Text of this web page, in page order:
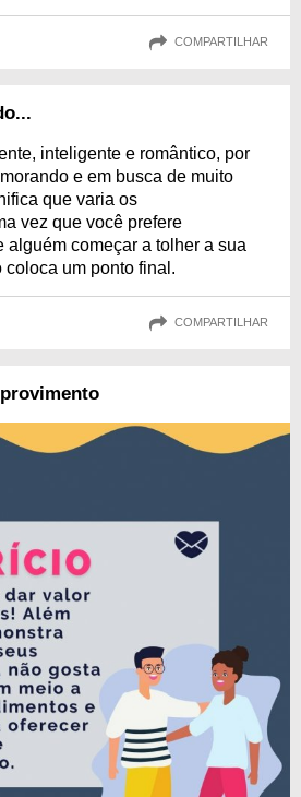
COMPARTILHAR
inteligente e romântico, por
e em busca de muito
que varia os
vez que você prefere
alguém começar a tolher a sua
coloca um ponto final.
COMPARTILHAR